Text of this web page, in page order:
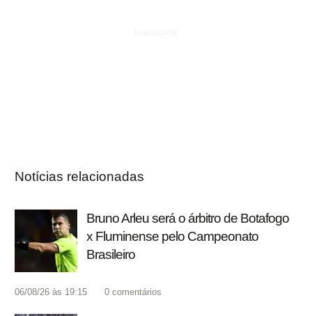
Notícias relacionadas
Bruno Arleu será o árbitro de Botafogo
x Fluminense pelo Campeonato
Brasileiro
06/08/26 às 19:15 0 comentários